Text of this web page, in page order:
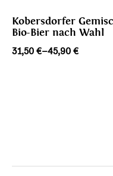
Kobersdorfer
Bio-Bier nach Wahl
31,50 €–45,90 €
Preisspanne: